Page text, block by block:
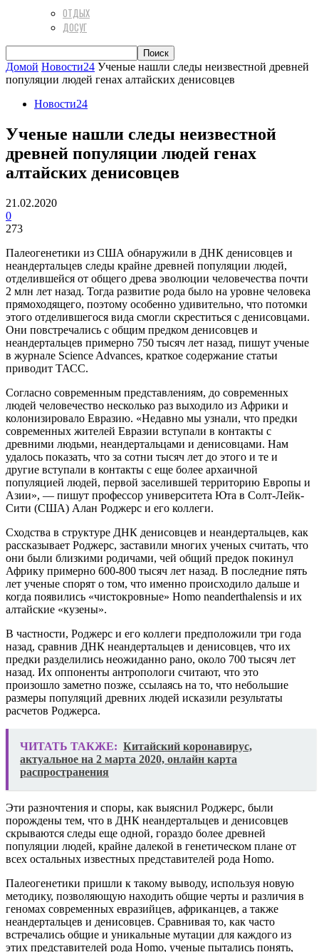
ОТДЫХ
ДОСУГ
Домой Новости24 Ученые нашли следы неизвестной древней
популяции людей генах алтайских денисовцев
Новости24
Ученые нашли следы неизвестной
древней популяции людей генах
алтайских денисовцев
21.02.2020
0
273
Палеогенетики из США обнаружили в ДНК денисовцев и
неандертальцев следы крайне древней популяции людей,
отделившейся от общего древа эволюции человечества почти
2 млн лет назад. Тогда развитие рода было на уровне человека
прямоходящего, поэтому особенно удивительно, что потомки
этого отделившегося вида смогли скреститься с денисовцами.
Они повстречались с общим предком денисовцев и
неандертальцев примерно 750 тысяч лет назад, пишут ученые
в журнале Science Advances, краткое содержание статьи
приводит ТАСС.
Согласно современным представлениям, до современных
людей человечество несколько раз выходило из Африки и
колонизировало Евразию. «Недавно мы узнали, что предки
современных жителей Евразии вступали в контакты с
древними людьми, неандертальцами и денисовцами. Нам
удалось показать, что за сотни тысяч лет до этого и те и
другие вступали в контакты с еще более архаичной
популяцией людей, первой заселившей территорию Европы и
Азии», — пишут профессор университета Юта в Солт-Лейк-
Сити (США) Алан Роджерс и его коллеги.
Сходства в структуре ДНК денисовцев и неандертальцев, как
рассказывает Роджерс, заставили многих ученых считать, что
они были близкими родичами, чей общий предок покинул
Африку примерно 600-800 тысяч лет назад. В последние пять
лет ученые спорят о том, что именно происходило дальше и
когда появились «чистокровные» Homo neanderthalensis и их
алтайские «кузены».
В частности, Роджерс и его коллеги предположили три года
назад, сравнив ДНК неандертальцев и денисовцев, что их
предки разделились неожиданно рано, около 700 тысяч лет
назад. Их оппоненты антропологи считают, что это
произошло заметно позже, ссылаясь на то, что небольшие
размеры популяций древних людей исказили результаты
расчетов Роджерса.
ЧИТАТЬ ТАКЖЕ: Китайский коронавирус,
актуальное на 2 марта 2020, онлайн карта
распространения
Эти разночтения и споры, как выяснил Роджерс, были
порождены тем, что в ДНК неандертальцев и денисовцев
скрываются следы еще одной, гораздо более древней
популяции людей, крайне далекой в генетическом плане от
всех остальных известных представителей рода Homo.
Палеогенетики пришли к такому выводу, используя новую
методику, позволяющую находить общие черты и различия в
геномах современных евразийцев, африканцев, а также
неандертальцев и денисовцев. Сравнивая то, как часто
встречались общие и уникальные мутации для каждого из
этих представителей рода Homo, ученые пытались понять,